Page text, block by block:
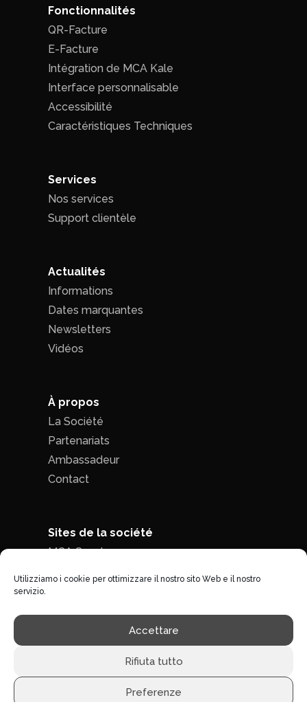
Utilizziamo i cookie per ottimizzare il nostro sito Web e il nostro
servizio.
Accettare
Rifiuta tutto
Preferenze
Fonctionnalités
QR-Facture
E-Facture
Intégration de MCA Kale
Interface personnalisable
Accessibilité
Caractéristiques Techniques
Services
Nos services
Support clientèle
Actualités
Informations
Dates marquantes
Newsletters
Vidéos
À propos
La Société
Partenariats
Ambassadeur
Contact
Sites de la société
MCA Seed
Politique de confidentialité|Conditions
générales de ventes
©1996 - 2026 MCA-concept -